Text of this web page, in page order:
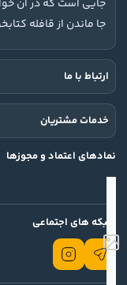
جایی است که در آن
جا ماندن از قافله
ارتباط با ما
خدمات مشتریان
نمادهای اعتماد و مجوزها
شبکه های اجتماعی